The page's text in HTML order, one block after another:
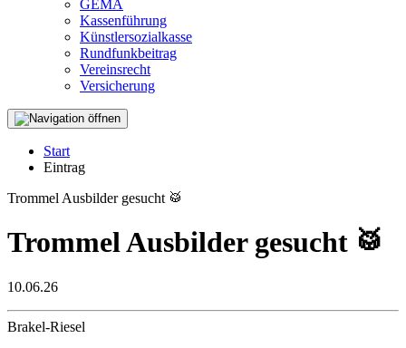
GEMA
Kassenführung
Künstlersozialkasse
Rundfunkbeitrag
Vereinsrecht
Versicherung
Start
Eintrag
Trommel Ausbilder gesucht 🥁
Trommel Ausbilder gesucht 🥁
10.06.26
Brakel-Riesel